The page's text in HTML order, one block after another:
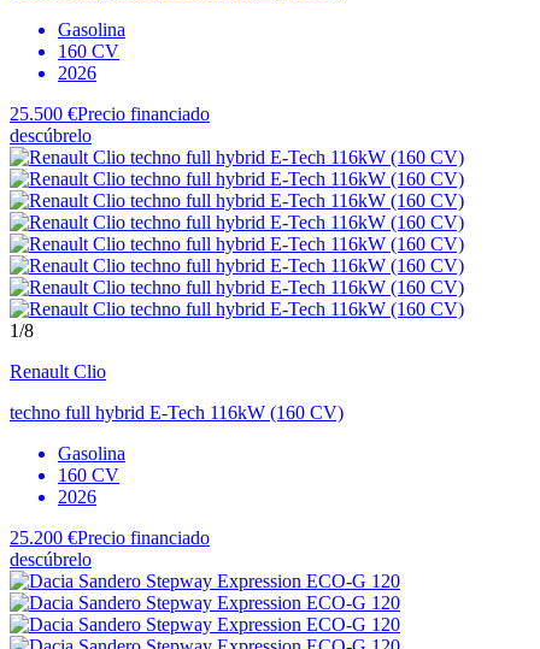
Gasolina
160 CV
2026
25.500 €Precio financiado
descúbrelo
1/8
Renault Clio
techno full hybrid E-Tech 116kW (160 CV)
Gasolina
160 CV
2026
25.200 €Precio financiado
descúbrelo